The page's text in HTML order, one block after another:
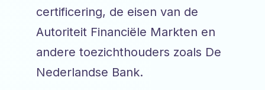
certificering, de eisen van de
Autoriteit Financiële Markten en
andere toezichthouders zoals De
Nederlandse Bank.